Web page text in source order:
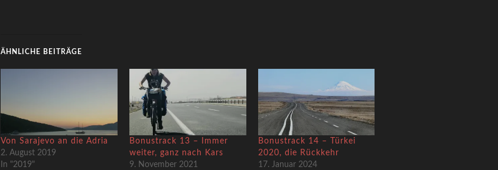
ÄHNLICHE BEITRÄGE
Von Sarajevo an die Adria
2. August 2019
In "2019"
Bonustrack 13 – Immer
weiter, ganz nach Kars
9. November 2021
Bonustrack 14 – Türkei
2020, die Rückkehr
17. Januar 2024